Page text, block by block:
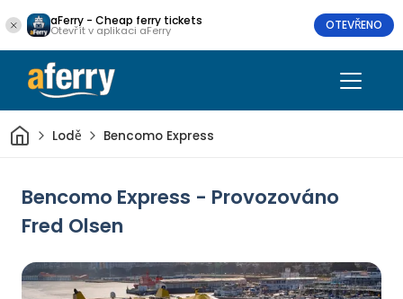
aFerry - Cheap ferry tickets
Otevřít v aplikaci aFerry OTEVŘENO
Domov
Lodě Bencomo Express
Bencomo Express - Provozováno
Fred Olsen